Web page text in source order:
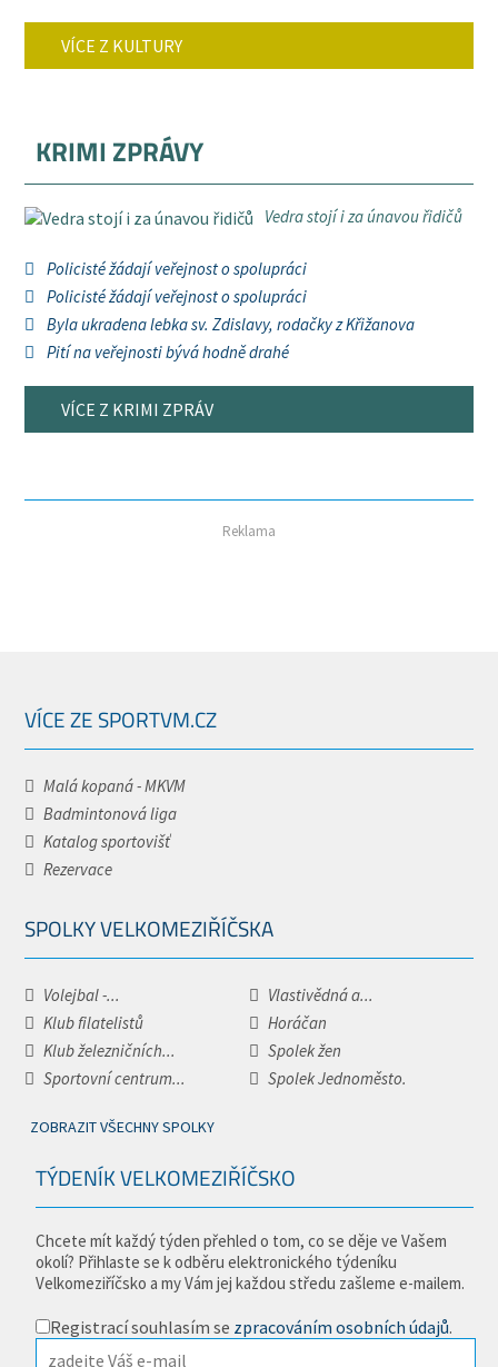
VÍCE Z KULTURY
KRIMI ZPRÁVY
Vedra stojí i za únavou řidičů
Policisté žádají veřejnost o spolupráci
Policisté žádají veřejnost o spolupráci
Byla ukradena lebka sv. Zdislavy, rodačky z Křižanova
Pití na veřejnosti bývá hodně drahé
VÍCE Z KRIMI ZPRÁV
Reklama
VÍCE ZE SPORTVM.CZ
Malá kopaná - MKVM
Badmintonová liga
Katalog sportovišť
Rezervace
SPOLKY VELKOMEZIŘÍČSKA
Volejbal -...
Vlastivědná a...
Klub filatelistů
Horáčan
Klub železničních...
Spolek žen
Sportovní centrum...
Spolek Jednoměsto.
ZOBRAZIT VŠECHNY SPOLKY
TÝDENÍK VELKOMEZIŘÍČSKO
Chcete mít každý týden přehled o tom, co se děje ve Vašem
okolí? Přihlaste se k odběru elektronického týdeníku
Velkomeziříčsko a my Vám jej každou středu zašleme e-mailem.
Registrací souhlasím se zpracováním osobních údajů.